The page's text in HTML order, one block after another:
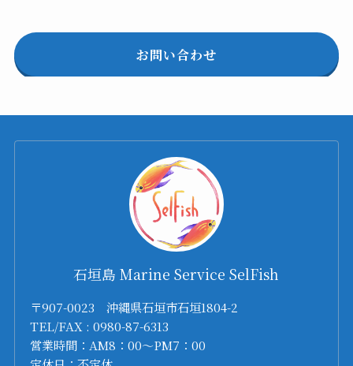
お問い合わせ
石垣島 Marine Service SelFish
〒907-0023 沖縄県石垣市石垣1804-2
TEL/FAX : 0980-87-6313
営業時間：AM8：00～PM7：00